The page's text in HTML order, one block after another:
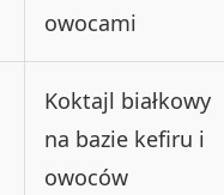
owocami
Koktajl białkowy
na bazie kefiru i
owoców